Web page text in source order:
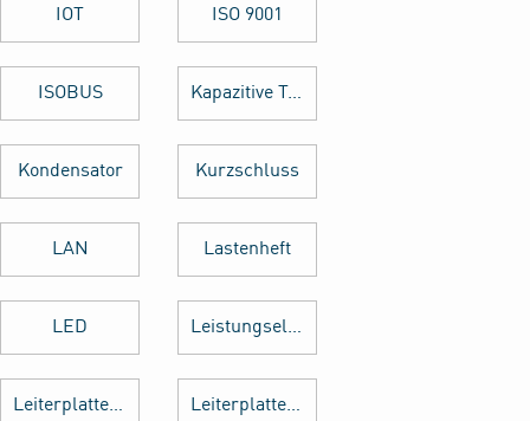
IOT ISO 9001
ISOBUS Kapazitive Tasten
Kondensator Kurzschluss
LAN Lastenheft
LED Leistungselektronik
Leiterplattenbestückung Leiterplattenentflechtung